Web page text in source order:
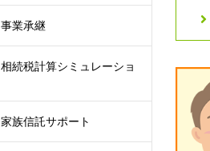
事業承継
相続税計算シミュレーショ
家族信託サポート